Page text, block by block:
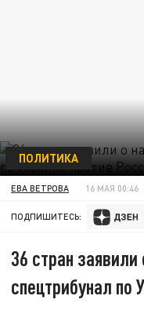
ПОЛИТИКА
ЕВА ВЕТРОВА 16 МАЯ 00:46
ПОДПИШИТЕСЬ:
36 стран
спецтрибунал по